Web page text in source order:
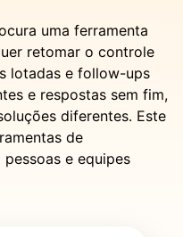
uma ferramenta
retomar o controle
lotadas e follow-ups
e respostas sem fim,
diferentes. Este
de
e equipes